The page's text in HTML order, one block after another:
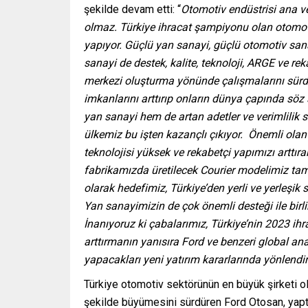
şekilde devam etti: “Otomotiv endüstrisi ana
olmaz. Türkiye ihracat şampiyonu olan
yapıyor. Güçlü yan sanayi, güçlü otomotiv
sanayi de destek, kalite, teknoloji, ARGE ve
merkezi oluşturma yönünde çalışmalarını
imkanlarını arttırıp onların dünya çapında
yan sanayi hem de artan adetler ve verimlilik
ülkemiz bu işten kazançlı çıkıyor. Önemli
teknolojisi yüksek ve rekabetçi yapımızı
fabrikamızda üretilecek Courier modelimiz
olarak hedefimiz, Türkiye’den yerli ve
Yan sanayimizin de çok önemli desteği ile
İnanıyoruz ki çabalarımız, Türkiye’nin
arttırmanın yanısıra Ford ve benzeri global
yapacakları yeni yatırım kararlarında
Türkiye otomotiv sektörünün en büyük şirketi
şekilde büyümesini sürdüren Ford Otosan,